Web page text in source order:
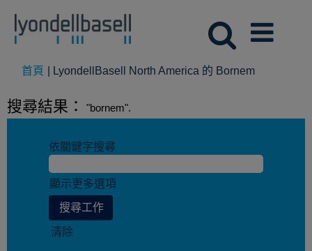
首頁 LyondellBasell North America 的 Bornem(目
面)
搜尋結果： "bornem".
依關鍵字搜尋
顯示更多選項
清除